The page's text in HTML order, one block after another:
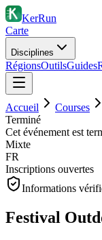
KerRun
Carte
Disciplines
RégionsOutilsGuides
Accueil Courses
Terminé
Cet événement est
Mixte
FR
Inscriptions ouvertes
Informations
Festival